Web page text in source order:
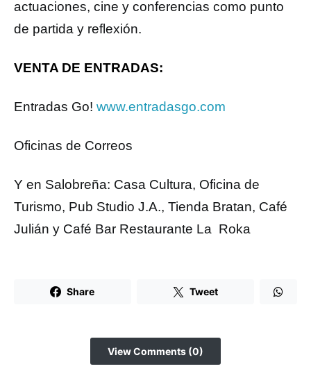
actuaciones, cine y conferencias como punto
de partida y reflexión.
VENTA DE ENTRADAS:
Entradas Go! www.entradasgo.com
Oficinas de Correos
Y en Salobreña: Casa Cultura, Oficina de
Turismo, Pub Studio J.A., Tienda Bratan, Café
Julián y Café Bar Restaurante La Roka
Share Tweet
View Comments (0)